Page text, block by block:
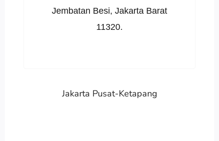
Jembatan Besi, Jakarta Barat
11320.
Jakarta Pusat-Ketapang